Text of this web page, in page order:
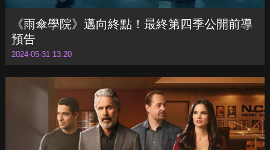
《雨傘學院》邁向終點！最終第四季公開前導
2024-05-31 13:20